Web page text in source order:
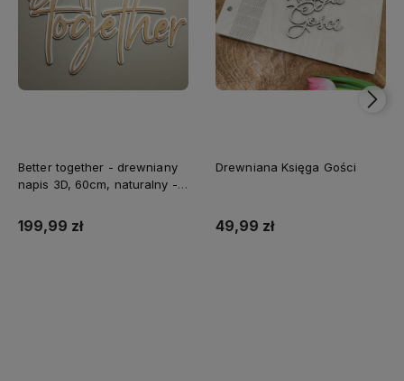
Better together - drewniany
napis 3D, 60cm, naturalny -
199,99 zł
Drewniana Księga Gości
49,99 zł